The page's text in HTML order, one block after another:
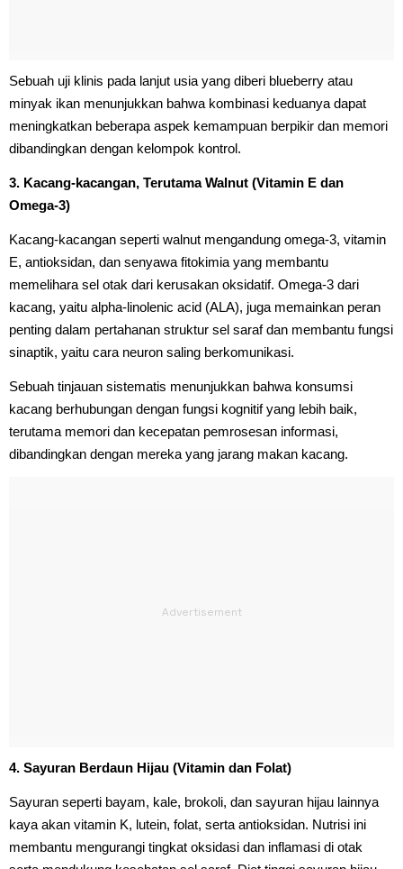
Sebuah uji klinis pada lanjut usia yang diberi blueberry atau
minyak ikan menunjukkan bahwa kombinasi keduanya dapat
meningkatkan beberapa aspek kemampuan berpikir dan memori
dibandingkan dengan kelompok kontrol.
3. Kacang-kacangan, Terutama Walnut (Vitamin E dan
Omega-3)
Kacang-kacangan seperti walnut mengandung omega-3, vitamin
E, antioksidan, dan senyawa fitokimia yang membantu
memelihara sel otak dari kerusakan oksidatif. Omega-3 dari
kacang, yaitu alpha-linolenic acid (ALA), juga memainkan peran
penting dalam pertahanan struktur sel saraf dan membantu fungsi
sinaptik, yaitu cara neuron saling berkomunikasi.
Sebuah tinjauan sistematis menunjukkan bahwa konsumsi
kacang berhubungan dengan fungsi kognitif yang lebih baik,
terutama memori dan kecepatan pemrosesan informasi,
dibandingkan dengan mereka yang jarang makan kacang.
4. Sayuran Berdaun Hijau (Vitamin dan Folat)
Sayuran seperti bayam, kale, brokoli, dan sayuran hijau lainnya
kaya akan vitamin K, lutein, folat, serta antioksidan. Nutrisi ini
membantu mengurangi tingkat oksidasi dan inflamasi di otak